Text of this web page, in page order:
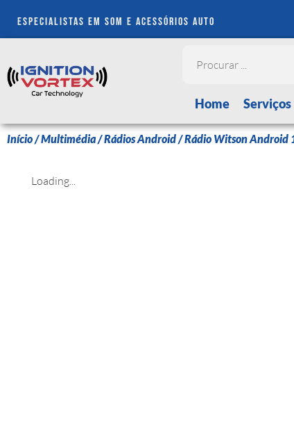
especialistas em som e acessórios auto
Home Serviços
Início/Multimédia/Rádios Android/ Rádio Witson Android
Loading...